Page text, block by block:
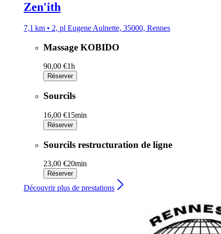
Zen'ith
7,1 km • 2, pl Eugene Aulnette, 35000, Rennes
Massage KOBIDO
90,00 €1h
Réserver
Sourcils
16,00 €15min
Réserver
Sourcils restructuration de ligne
23,00 €20min
Réserver
Découvrir plus de prestations